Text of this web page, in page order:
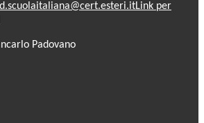
Link per
Padovano